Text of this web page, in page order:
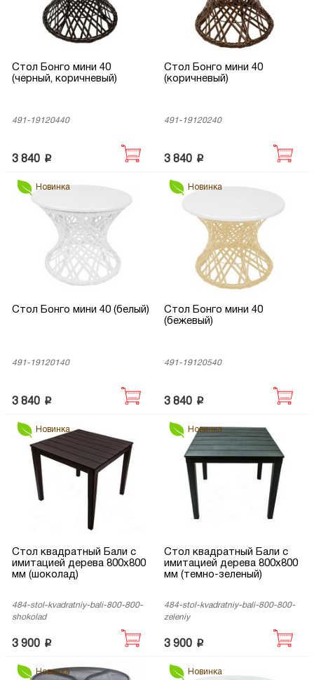
Стол Бонго мини 40
(черный, коричневый)
491-19120440
3 840 p
Стол Бонго мини 40
(коричневый)
491-19120240
3 840 p
Новинка
Стол Бонго мини 40 (белый)
491-19120140
3 840 p
Новинка
Стол Бонго мини 40
(бежевый)
491-19120540
3 840 p
Новинка
Стол квадратный Бали с
имитацией дерева 800х800
мм (шоколад)
484-stol-kvadratniy-bali-800-800-
shokolad
3 900 p
Новинка
Стол квадратный Бали с
имитацией дерева 800х800
мм (темно-зеленый)
484-stol-kvadratniy-bali-800-800-
zeleniy
3 900 p
Новинка Новинка